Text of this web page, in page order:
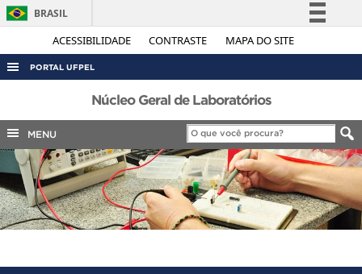
ACESSIBILIDADE CONTRASTE MAPA DO SITE
BRASIL
Simplifique!
Legislação
Canais
PORTAL UFPEL
ACESSO À INFORMAÇÃO
AUDITORIA
COBALTO
CONCURSOS
EDITAIS
INTERNACIONAL
Núcleo Geral de Laboratórios
MENU